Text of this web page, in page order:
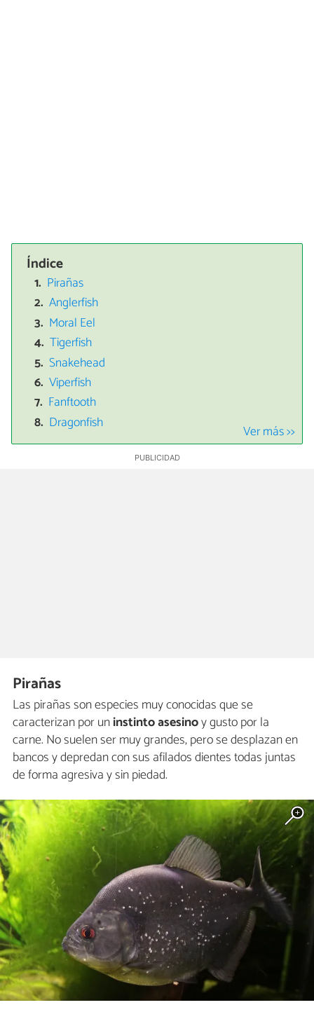
Índice
Pirañas
Anglerfish
Moral Eel
Tigerfish
Snakehead
Viperfish
Fanftooth
Dragonfish
Ver más >>
Pirañas
Las pirañas son especies muy conocidas que se
caracterizan por uninstinto asesinoy gusto por la
carne. No suelen ser muy grandes, pero se desplazan en
bancos y depredan con sus afilados dientes todas juntas
de forma agresiva y sin piedad.